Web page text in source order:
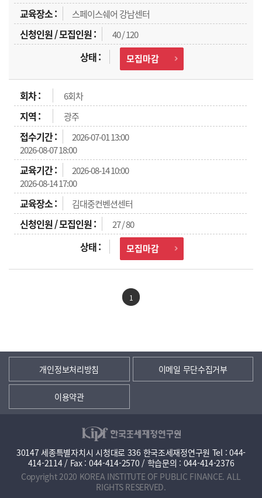
스페이스쉐어 강남센터
40 / 120
모집마감
6회차
광주
2026-07-01 13:00
2026-08-07 18:00
2026-08-14 10:00
2026-08-14 17:00
김대중컨벤션센터
27 / 80
모집마감
1
개인정보처리방침 이메일 무단수집거부
이용약관
30147 세종특별자치시 시청대로 336 한국조세재정연구원 Tel : 044-
414-2114 / Fax : 044-414-2570 / 학습문의 : 044-414-2376
Copyright 2020 KOREA INSTITUTE OF PUBLIC FINANCE. ALL
RIGHTS RESERVED.